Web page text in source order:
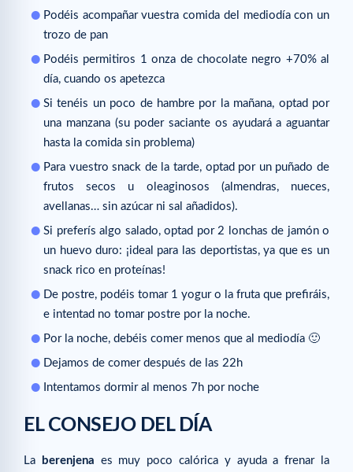
Podéis acompañar vuestra comida del mediodía con un
trozo de pan
Podéis permitiros 1 onza de chocolate negro +70% al
día, cuando os apetezca
Si tenéis un poco de hambre por la mañana, optad por
una manzana (su poder saciante os ayudará a aguantar
hasta la comida sin problema)
Para vuestro snack de la tarde, optad por un puñado de
frutos secos u oleaginosos (almendras, nueces,
avellanas… sin azúcar ni sal añadidos).
Si preferís algo salado, optad por 2 lonchas de jamón o
un huevo duro: ¡ideal para las deportistas, ya que es un
snack rico en proteínas!
De postre, podéis tomar 1 yogur o la fruta que prefiráis,
e intentad no tomar postre por la noche.
Por la noche, debéis comer menos que al mediodía 🙂
Dejamos de comer después de las 22h
Intentamos dormir al menos 7h por noche
EL CONSEJO DEL DÍA
La berenjena es muy poco calórica y ayuda a frenar la